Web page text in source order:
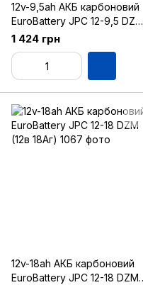
12v-9,5ah АКБ карбоновий
EuroBattery JPC 12-9,5 DZM
(12в 9.5Аг)
1 424 грн
12v-18ah АКБ карбоновий
EuroBattery JPC 12-18 DZM